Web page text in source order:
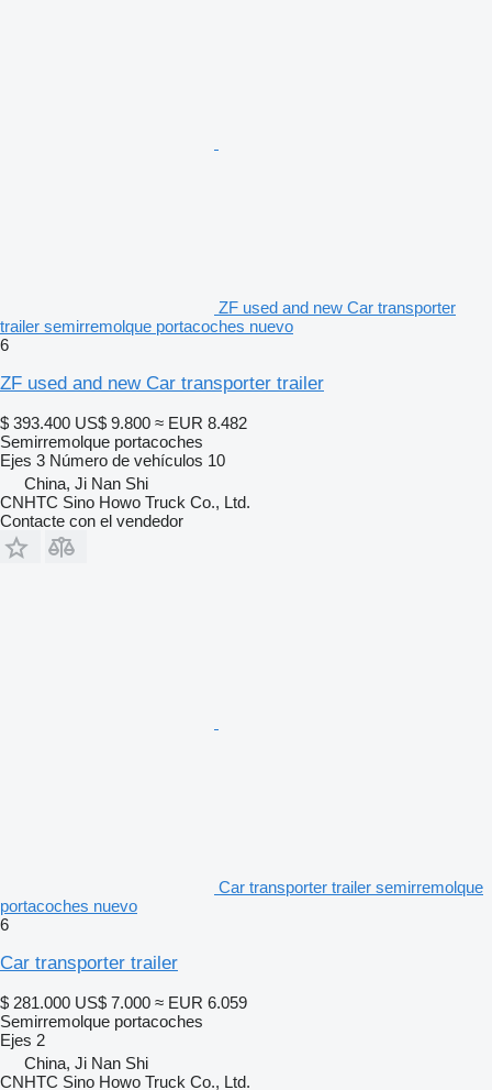
ZF used and new Car transporter
trailer semirremolque portacoches nuevo
6
ZF used and new Car transporter trailer
$ 393.400 US$ 9.800 ≈ EUR 8.482
Semirremolque portacoches
Ejes 3 Número de vehículos 10
China, Ji Nan Shi
CNHTC Sino Howo Truck Co., Ltd.
Contacte con el vendedor
Car transporter trailer semirremolque
portacoches nuevo
6
Car transporter trailer
$ 281.000 US$ 7.000 ≈ EUR 6.059
Semirremolque portacoches
Ejes 2
China, Ji Nan Shi
CNHTC Sino Howo Truck Co., Ltd.